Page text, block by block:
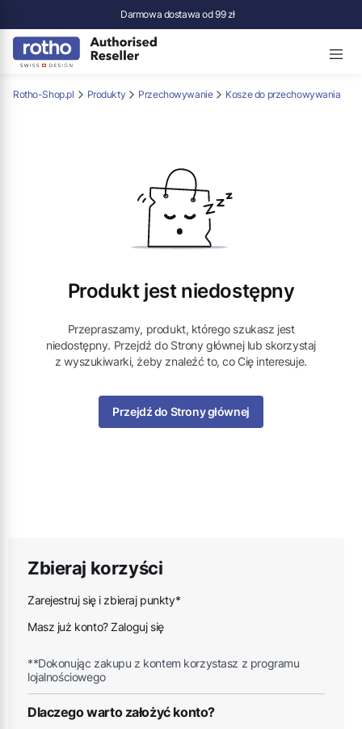
Darmowa dostawa od 99 zł
Rotho-Shop.pl Produkty Przechowywanie Kosze do przechowywania
Produkt jest niedostępny
Przepraszamy, produkt, którego szukasz jest
niedostępny. Przejdź do Strony głównej lub skorzystaj
z wyszukiwarki, żeby znaleźć to, co Cię interesuje.
Przejdź do Strony głównej
Zbieraj korzyści
Zarejestruj się i zbieraj punkty*
Masz już konto? Zaloguj się
**Dokonując zakupu z kontem korzystasz z programu
lojalnościowego
Dlaczego warto założyć konto?